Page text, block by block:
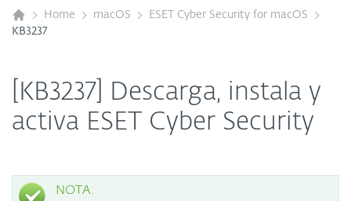
Home macOS
ESET Cyber Security for macOS
KB3237
[KB3237] Descarga, instala y
activa ESET Cyber Security
NOTA: